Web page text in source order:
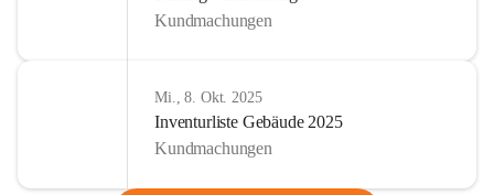
Kundmachungen
Mi., 8. Okt. 2025
Inventurliste Gebäude 2025
Kundmachungen